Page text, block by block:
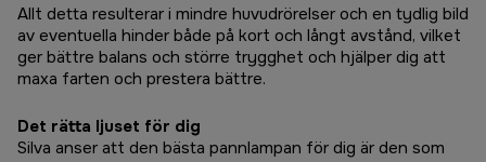
Allt detta resulterar i mindre huvudrörelser och en tydlig bild
av eventuella hinder både på kort och långt avstånd, vilket
ger bättre balans och större trygghet och hjälper dig att
maxa farten och prestera bättre.
Det rätta ljuset för dig
Silva anser att den bästa pannlampan för dig är den som